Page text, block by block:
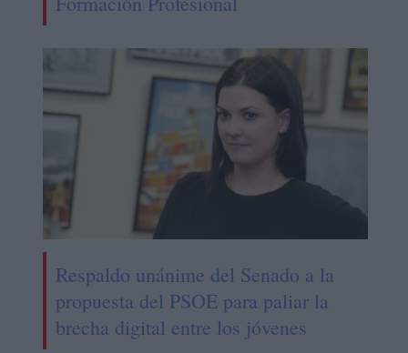
Respaldo unánime del Senado a la
propuesta del PSOE para paliar la
brecha digital entre los jóvenes